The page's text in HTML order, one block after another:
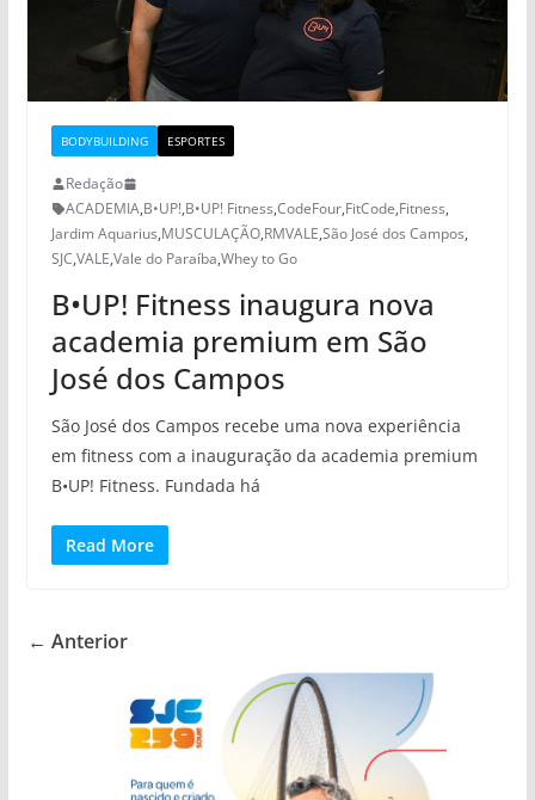
BODYBUILDING ESPORTES
Redação
ACADEMIA,B•UP!,B•UP! Fitness,CodeFour,FitCode,Fitness,
Jardim Aquarius,MUSCULAÇÃO,RMVALE,São José dos Campos,
SJC,VALE,Vale do Paraíba,Whey to Go
B•UP! Fitness inaugura nova
academia premium em São
José dos Campos
São José dos Campos recebe uma nova experiência
em fitness com a inauguração da academia premium
B•UP! Fitness. Fundada há
Read More
← Anterior